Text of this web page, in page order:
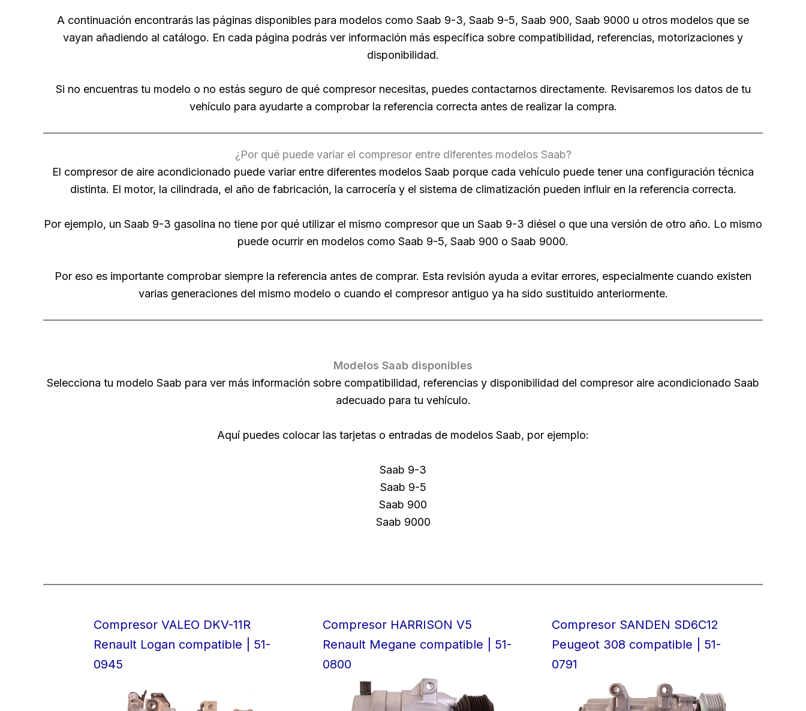
A continuación encontrarás las páginas disponibles para modelos como Saab 9-3, Saab 9-5, Saab 900, Saab 9000 u otros modelos que se
vayan añadiendo al catálogo. En cada página podrás ver información más específica sobre compatibilidad, referencias, motorizaciones y
disponibilidad.
Si no encuentras tu modelo o no estás seguro de qué compresor necesitas, puedes contactarnos directamente. Revisaremos los datos de tu
vehículo para ayudarte a comprobar la referencia correcta antes de realizar la compra.
¿Por qué puede variar el compresor entre diferentes modelos Saab?
El compresor de aire acondicionado puede variar entre diferentes modelos Saab porque cada vehículo puede tener una configuración técnica
distinta. El motor, la cilindrada, el año de fabricación, la carrocería y el sistema de climatización pueden influir en la referencia correcta.
Por ejemplo, un Saab 9-3 gasolina no tiene por qué utilizar el mismo compresor que un Saab 9-3 diésel o que una versión de otro año. Lo mismo
puede ocurrir en modelos como Saab 9-5, Saab 900 o Saab 9000.
Por eso es importante comprobar siempre la referencia antes de comprar. Esta revisión ayuda a evitar errores, especialmente cuando existen
varias generaciones del mismo modelo o cuando el compresor antiguo ya ha sido sustituido anteriormente.
Modelos Saab disponibles
Selecciona tu modelo Saab para ver más información sobre compatibilidad, referencias y disponibilidad del compresor aire acondicionado Saab
adecuado para tu vehículo.
Aquí puedes colocar las tarjetas o entradas de modelos Saab, por ejemplo:
Saab 9-3
Saab 9-5
Saab 900
Saab 9000
Compresor VALEO DKV-11R
Renault Logan compatible | 51-
0945
Compresor HARRISON V5
Renault Megane compatible | 51-
0800
Compresor SANDEN SD6C12
Peugeot 308 compatible | 51-
0791